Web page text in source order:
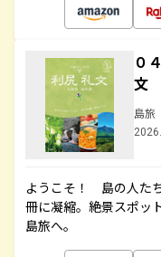
０
文
島旅
ようこそ！ 島の人た
冊に凝縮。絶景スポッ
島旅へ。